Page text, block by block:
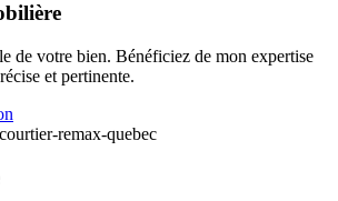
de votre bien. Bénéficiez de mon expertise
et pertinente.